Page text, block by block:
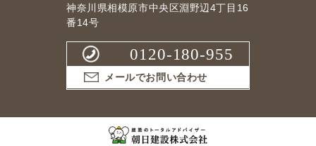
神奈川県相模原市中央区淵野辺4丁目16
番14号
0120-180-955
メールでお問い合わせ